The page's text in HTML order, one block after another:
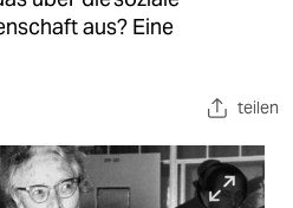
aus? Eine
teilen